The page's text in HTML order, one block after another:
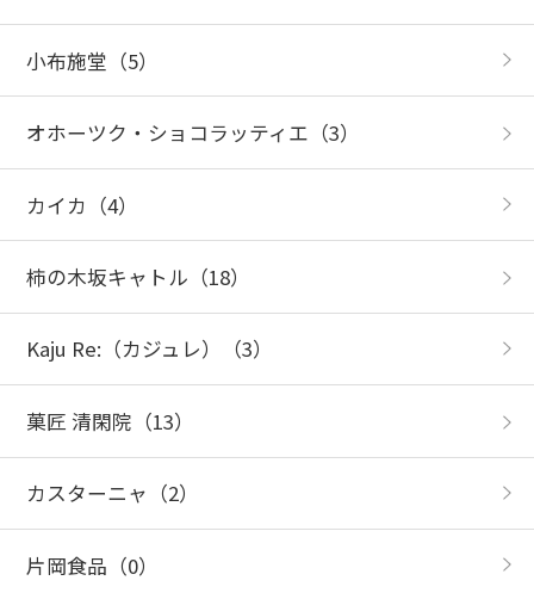
小布施堂 （5）
オホーツク・ショコラッティエ （3）
カイカ （4）
柿の木坂キャトル （18）
Kaju Re:（カジュレ） （3）
菓匠 清閑院 （13）
カスターニャ （2）
片岡食品 （0）